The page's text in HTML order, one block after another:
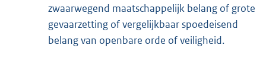
zwaarwegend maatschappelijk belang of grote
gevaarzetting of vergelijkbaar spoedeisend
belang van openbare orde of veiligheid.